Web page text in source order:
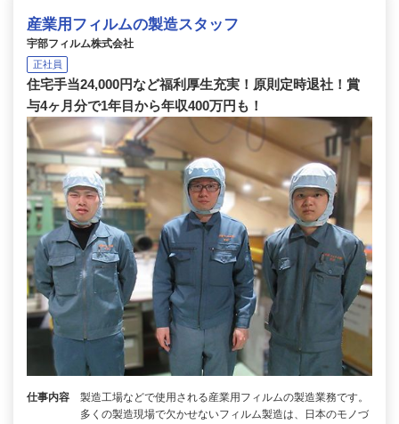
産業用フィルムの製造スタッフ
宇部フィルム株式会社
正社員
住宅手当24,000円など福利厚生充実！原則定時退社！賞
与4ヶ月分で1年目から年収400万円も！
仕事内容
製造工場などで使用される産業用フィルムの製造業務です。
多くの製造現場で欠かせないフィルム製造は、日本のモノづ